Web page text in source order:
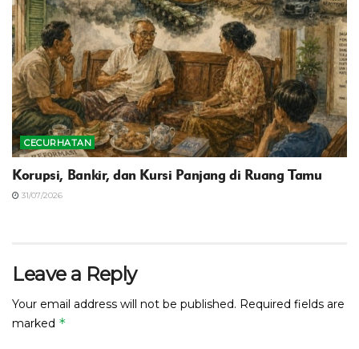
CECURHATAN
Korupsi, Bankir, dan Kursi Panjang di Ruang Tamu
31/07/2026
Leave a Reply
Your email address will not be published. Required fields are
marked *